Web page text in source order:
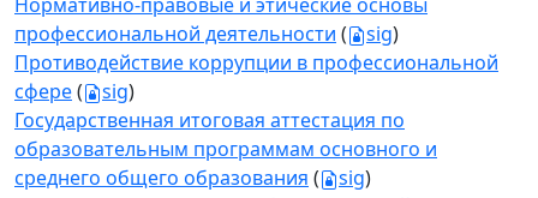
профессиональной деятельности ( sig)
Противодействие коррупции в профессиональной
сфере( sig)
Государственная итоговая аттестация по
образовательным программам основного и
среднего общего образования ( sig)